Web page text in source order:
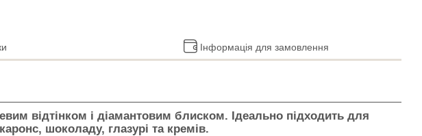
Інформація для замовлення
відтінком і діамантовим блиском. Ідеально підходить для
шоколаду, глазурі та кремів.